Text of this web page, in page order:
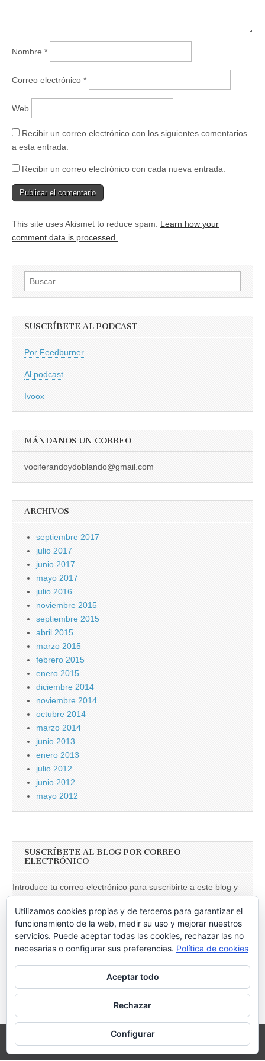
Nombre *
Correo electrónico *
Web
Recibir un correo electrónico con los siguientes comentarios
a esta entrada.
Recibir un correo electrónico con cada nueva entrada.
This site uses Akismet to reduce spam. Learn how your
comment data is processed.
Buscar:
SUSCRÍBETE AL PODCAST
Por Feedburner
Al podcast
Ivoox
MÁNDANOS UN CORREO
vociferandoydoblando@gmail.com
ARCHIVOS
septiembre 2017
julio 2017
junio 2017
mayo 2017
julio 2016
noviembre 2015
septiembre 2015
abril 2015
marzo 2015
febrero 2015
enero 2015
diciembre 2014
noviembre 2014
octubre 2014
marzo 2014
junio 2013
enero 2013
julio 2012
junio 2012
mayo 2012
SUSCRÍBETE AL BLOG POR CORREO
ELECTRÓNICO
Introduce tu correo electrónico para suscribirte a este blog y
Dirección
de
email
Únete a otros 246 suscriptores
Vociferando . All Rights Reserved.
Utilizamos cookies propias y de terceros para garantizar el
funcionamiento de la web, medir su uso y mejorar nuestros
servicios. Puede aceptar todas las cookies, rechazar las no
necesarias o configurar sus preferencias. Política de cookies
Aceptar todo
Rechazar
Configurar